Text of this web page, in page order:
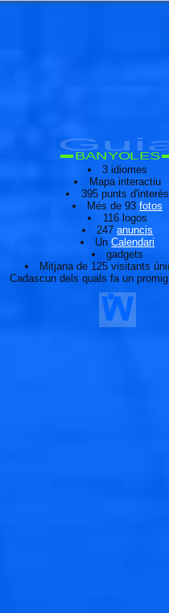
BANYOLES
3 idiomes
Mapa interactiu
395 punts d'interès
Més de 93fotos
116 logos
247anuncis
UnCalendari
gadgets
Mitjana de 125 visitants
Cadascun dels quals fa un